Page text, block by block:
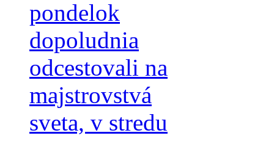
pondelok
dopoludnia
odcestovali na
majstrovstvá
sveta, v stredu